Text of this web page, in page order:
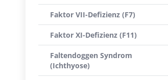
Faktor VII-Defizienz (F7)
Faktor XI-Defizienz (F11)
Faltendoggen Syndrom
(Ichthyose)